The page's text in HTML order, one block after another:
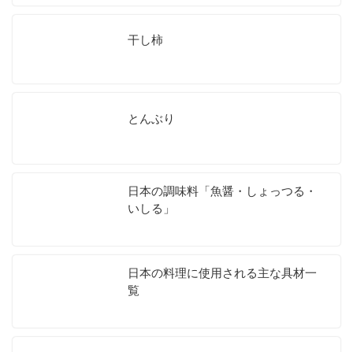
干し柿
とんぶり
日本の調味料「魚醤・しょっつる・
いしる」
日本の料理に使用される主な具材一
覧